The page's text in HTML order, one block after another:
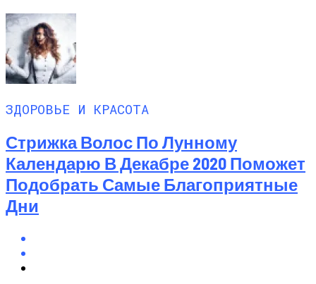
ЗДОРОВЬЕ И КРАСОТА
Стрижка Волос По Лунному
Календарю В Декабре 2020 Поможет
Подобрать Самые Благоприятные
Дни